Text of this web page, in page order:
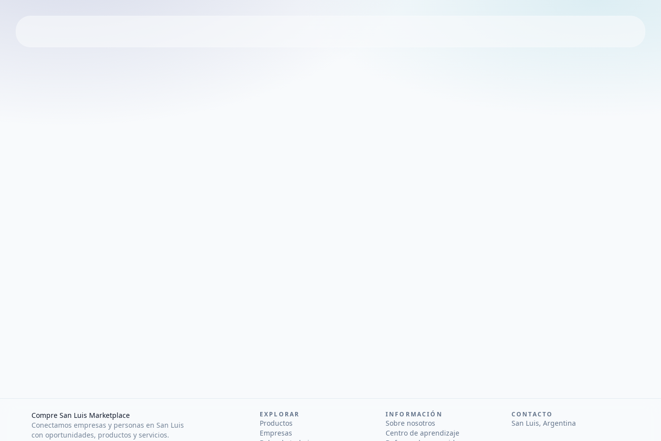
Compre San Luis Marketplace
Conectamos empresas y personas en San Luis
con oportunidades, productos y servicios.
EXPLORAR
Productos
Empresas
INFORMACIÓN
Sobre nosotros
Centro de aprendizaje
CONTACTO
San Luis, Argentina